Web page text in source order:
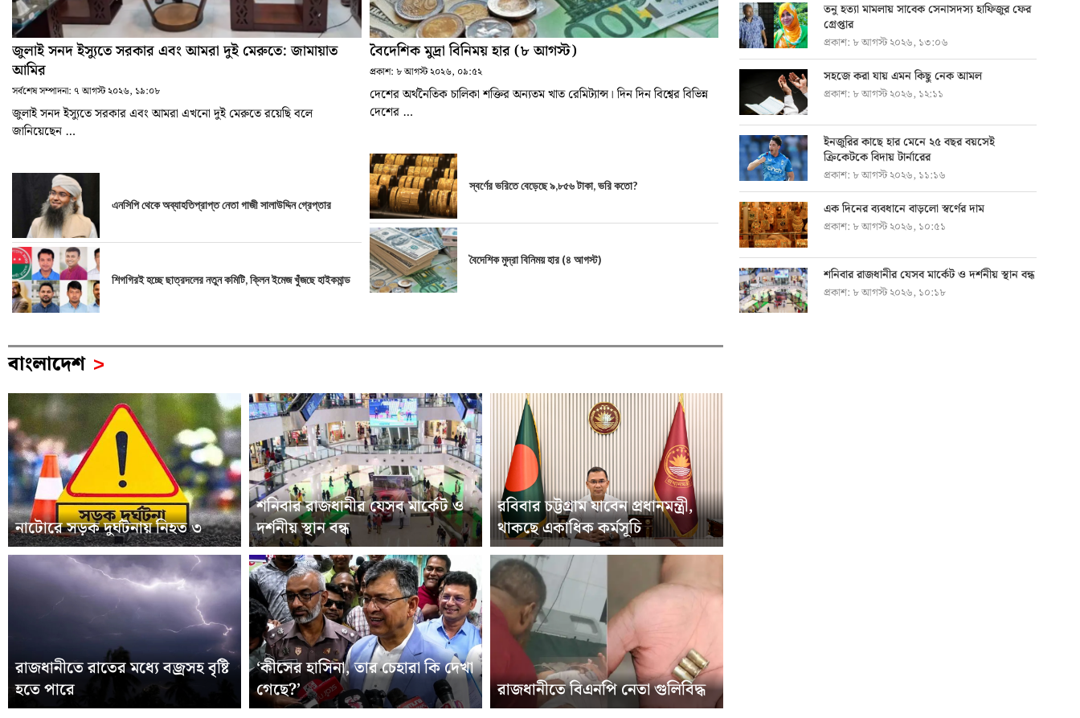
জুলাই সনদ ইস্যুতে সরকার এবং আমরা দুই মেরুতে: জামায়াত
আমির
সর্বশেষ সম্পাদনা: ৭ আগস্ট ২০২৬, ১৯:০৮
জুলাই সনদ ইস্যুতে সরকার এবং আমরা এখনো দুই মেরুতে রয়েছি বলে
জানিয়েছেন …
এনসিপি থেকে অব্যাহতিপ্রাপ্ত নেতা গাজী সালাউদ্দিন গ্রেপ্তার
শিগগিরই হচ্ছে ছাত্রদলের নতুন কমিটি, ক্লিন ইমেজ খুঁজছে হাইকমান্ড
বৈদেশিক মুদ্রা বিনিময় হার (৮ আগস্ট)
প্রকাশ: ৮ আগস্ট ২০২৬, ০৯:৫২
দেশের অর্থনৈতিক চালিকা শক্তির অন্যতম খাত রেমিট্যান্স। দিন দিন বিশ্বের বিভিন্ন
দেশের …
স্বর্ণের ভরিতে বেড়েছে ৯,৮৫৬ টাকা, ভরি কতো?
বৈদেশিক মুদ্রা বিনিময় হার (৪ আগস্ট)
তনু হত্যা মামলায় সাবেক সেনাসদস্য হাফিজুর ফের
গ্রেপ্তার
প্রকাশ: ৮ আগস্ট ২০২৬, ১৩:০৬
সহজে করা যায় এমন কিছু নেক আমল
প্রকাশ: ৮ আগস্ট ২০২৬, ১২:১১
ইনজুরির কাছে হার মেনে ২৫ বছর বয়সেই
ক্রিকেটকে বিদায় টার্নারের
প্রকাশ: ৮ আগস্ট ২০২৬, ১১:১৬
এক দিনের ব্যবধানে বাড়লো স্বর্ণের দাম
প্রকাশ: ৮ আগস্ট ২০২৬, ১০:৫১
শনিবার রাজধানীর যেসব মার্কেট ও দর্শনীয় স্থান বন্ধ
প্রকাশ: ৮ আগস্ট ২০২৬, ১০:১৮
বাংলাদেশ >
নাটোরে সড়ক দুর্ঘটনায় নিহত ৩
শনিবার রাজধানীর যেসব মার্কেট ও
দর্শনীয় স্থান বন্ধ
রবিবার চট্টগ্রাম যাবেন প্রধানমন্ত্রী,
থাকছে একাধিক কর্মসূচি
রাজধানীতে রাতের মধ্যে বজ্রসহ বৃষ্টি
হতে পারে
‘কীসের হাসিনা, তার চেহারা কি দেখা
গেছে?’
রাজধানীতে বিএনপি নেতা গুলিবিদ্ধ